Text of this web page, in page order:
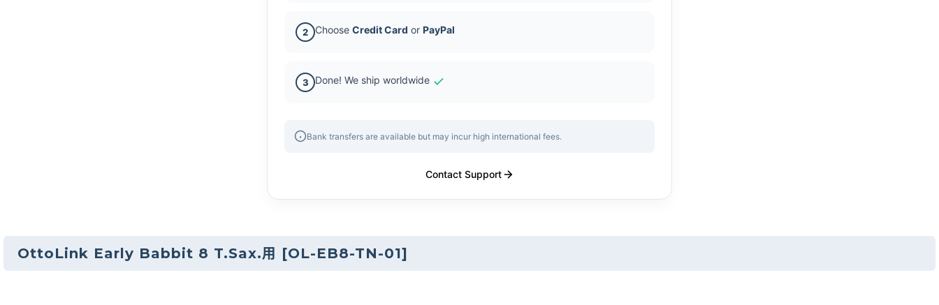
OttoLink Early Babbit 8 T.Sax.用 [OL-EB8-TN-01]
2 Choose Credit Card or PayPal
3 Done! We ship worldwide
Bank transfers are available but may incur high international fees.
Contact Support